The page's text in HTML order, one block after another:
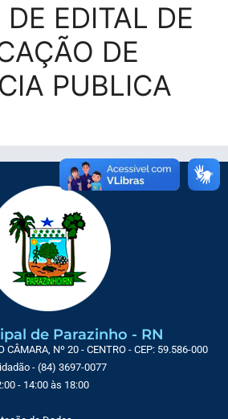
EDITAL DE
DE
PUBLICA
de Parazinho - RN
CÂMARA, Nº 20 - CENTRO - CEP: 59.586-000
- (84) 3697-0077
- 14:00 às 18:00